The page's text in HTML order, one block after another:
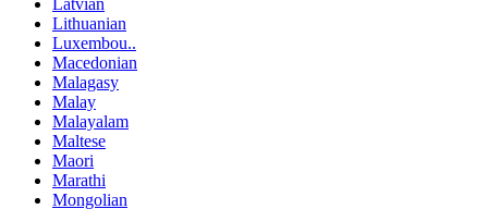
Latvian
Lithuanian
Luxembou..
Macedonian
Malagasy
Malay
Malayalam
Maltese
Maori
Marathi
Mongolian